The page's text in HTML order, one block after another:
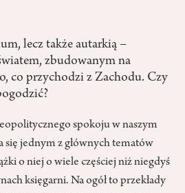
lecz także autarkią –
zbudowanym na
co przychodzi z Zachodu. Czy
spokoju w naszym
się jednym z głównych tematów
o niej o wiele częściej niż niegdyś
księgarni. Na ogół to przekłady